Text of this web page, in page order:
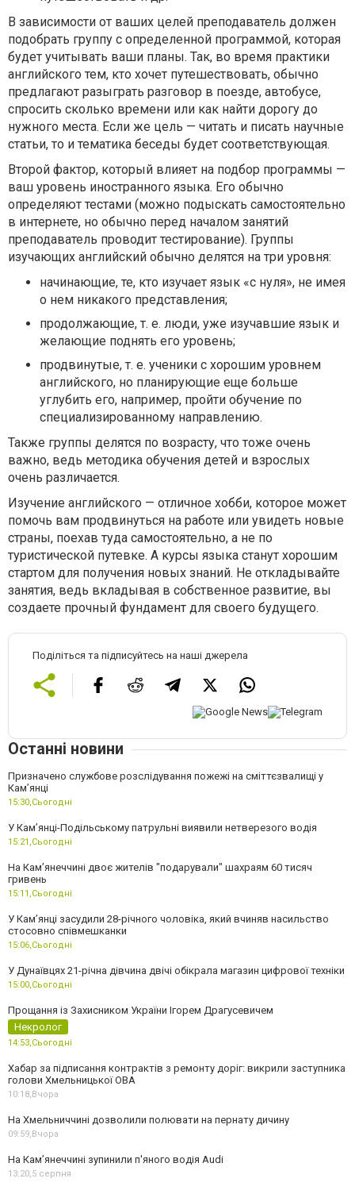
В зависимости от ваших целей преподаватель должен
подобрать группу с определенной программой, которая
будет учитывать ваши планы. Так, во время практики
английского тем, кто хочет путешествовать, обычно
предлагают разыграть разговор в поезде, автобусе,
спросить сколько времени или как найти дорогу до
нужного места. Если же цель — читать и писать научные
статьи, то и тематика беседы будет соответствующая.
Второй фактор, который влияет на подбор программы —
ваш уровень иностранного языка. Его обычно
определяют тестами (можно подыскать самостоятельно
в интернете, но обычно перед началом занятий
преподаватель проводит тестирование). Группы
изучающих английский обычно делятся на три уровня:
начинающие, те, кто изучает язык «с нуля», не имея
о нем никакого представления;
продолжающие, т. е. люди, уже изучавшие язык и
желающие поднять его уровень;
продвинутые, т. е. ученики с хорошим уровнем
английского, но планирующие еще больше
углубить его, например, пройти обучение по
специализированному направлению.
Также группы делятся по возрасту, что тоже очень
важно, ведь методика обучения детей и взрослых
очень различается.
Изучение английского — отличное хобби, которое может
помочь вам продвинуться на работе или увидеть новые
страны, поехав туда самостоятельно, а не по
туристической путевке. А курсы языка станут хорошим
стартом для получения новых знаний. Не откладывайте
занятия, ведь вкладывая в собственное развитие, вы
создаете прочный фундамент для своего будущего.
Поділіться та підписуйтесь на наші джерела
Останні новини
Призначено службове розслідування пожежі на сміттєзвалищі у
Кам’янці
15:30,Сьогодні
У Кам’янці-Подільському патрульні виявили нетверезого водія
15:21,Сьогодні
На Камʼянеччині двоє жителів "подарували" шахраям 60 тисяч
гривень
15:11,Сьогодні
У Камʼянці засудили 28-річного чоловіка, який вчиняв насильство
стосовно співмешканки
15:06,Сьогодні
У Дунаївцях 21-річна дівчина двічі обікрала магазин цифрової техніки
15:00,Сьогодні
Прощання із Захисником України Ігорем Драгусевичем
Некролог
14:53,Сьогодні
Хабар за підписання контрактів з ремонту доріг: викрили заступника
голови Хмельницької ОВА
10:18,Вчора
На Хмельниччині дозволили полювати на пернату дичину
09:59,Вчора
На Камʼянеччині зупинили п'яного водія Audi
13:20,5 серпня